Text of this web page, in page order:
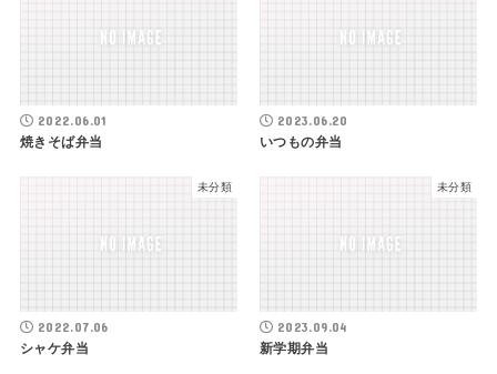
2022.06.01
焼きそば弁当
2023.06.20
いつもの弁当
未分類
2022.07.06
シャケ弁当
未分類
2023.09.04
新学期弁当